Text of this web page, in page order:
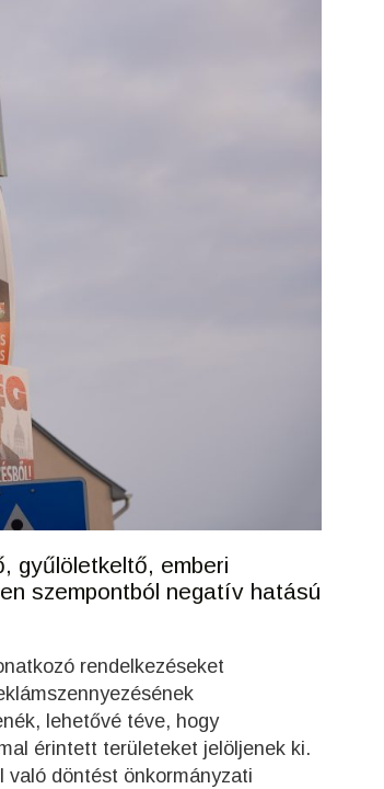
gyűlöletkeltő, emberi
szempontból negatív hatású
rendelkezéseket
lehetővé téve, hogy
érintett területeket jelöljenek ki.
való döntést önkormányzati